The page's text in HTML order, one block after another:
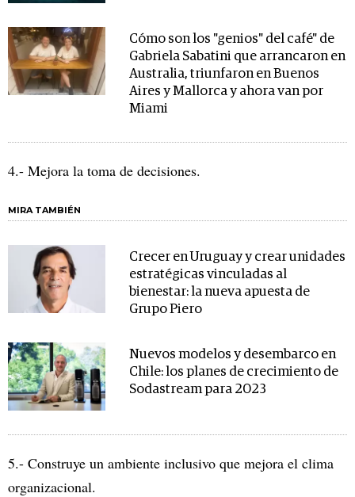
Cómo son los "genios" del café" de
Gabriela Sabatini que arrancaron en
Australia, triunfaron en Buenos
Aires y Mallorca y ahora van por
Miami
4.- Mejora la toma de decisiones.
MIRA TAMBIÉN
Crecer en Uruguay y crear unidades
estratégicas vinculadas al
bienestar: la nueva apuesta de
Grupo Piero
Nuevos modelos y desembarco en
Chile: los planes de crecimiento de
Sodastream para 2023
5.- Construye un ambiente inclusivo que mejora el clima
organizacional.